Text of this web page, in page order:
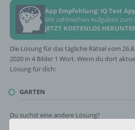
App Empfehlung: IQ Test
Mit zahlreichen Aufgaben
JETZT KOSTENLOS
Die Lösung für das tägliche Rätsel vom
2020 in 4 Bilder 1 Wort. Wenn du dort
Lösung für dich:
GARTEN
Du suchst eine andere Lösung?